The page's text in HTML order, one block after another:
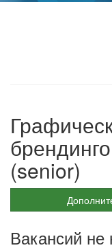
(senior)
Вакансий не